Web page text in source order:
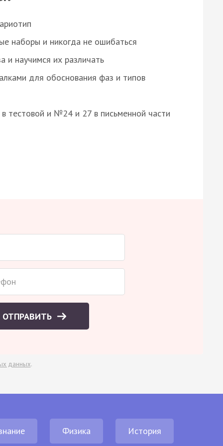
наборы и никогда не ошибаться
и научимся их различать
для обоснования фаз и типов
тестовой и №24 и 27 в письменной части
ОТПРАВИТЬ
данных.
Физика История